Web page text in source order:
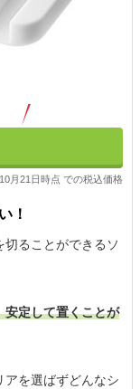
月21日時点 での税込価格
！
ることができるソ
安定して置くことが
を選ばずどんなシ